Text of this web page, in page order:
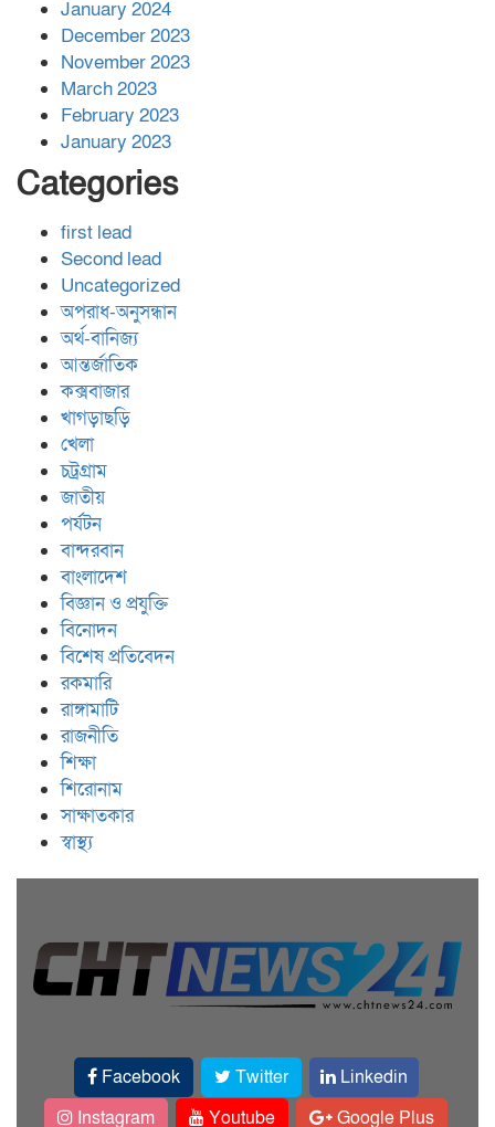
January 2024
December 2023
November 2023
March 2023
February 2023
January 2023
Categories
first lead
Second lead
Uncategorized
অপরাধ-অনুসন্ধান
অর্থ-বানিজ্য
আন্তর্জাতিক
কক্সবাজার
খাগড়াছড়ি
খেলা
চট্রগ্রাম
জাতীয়
পর্যটন
বান্দরবান
বাংলাদেশ
বিজ্ঞান ও প্রযুক্তি
বিনোদন
বিশেষ প্রতিবেদন
রকমারি
রাঙ্গামাটি
রাজনীতি
শিক্ষা
শিরোনাম
সাক্ষাতকার
স্বাস্থ্য
Facebook Twitter
Linkedin
Instagram
Youtube Google Plus